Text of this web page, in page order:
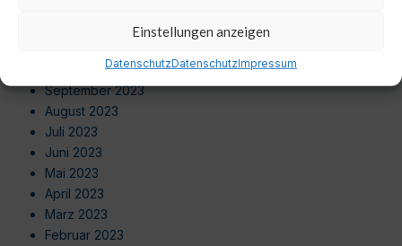
Einstellungen anzeigen
DatenschutzDatenschutzImpressum
Dezember 2023
Oktober 2023
September 2023
August 2023
Juli 2023
Juni 2023
Mai 2023
April 2023
März 2023
Februar 2023